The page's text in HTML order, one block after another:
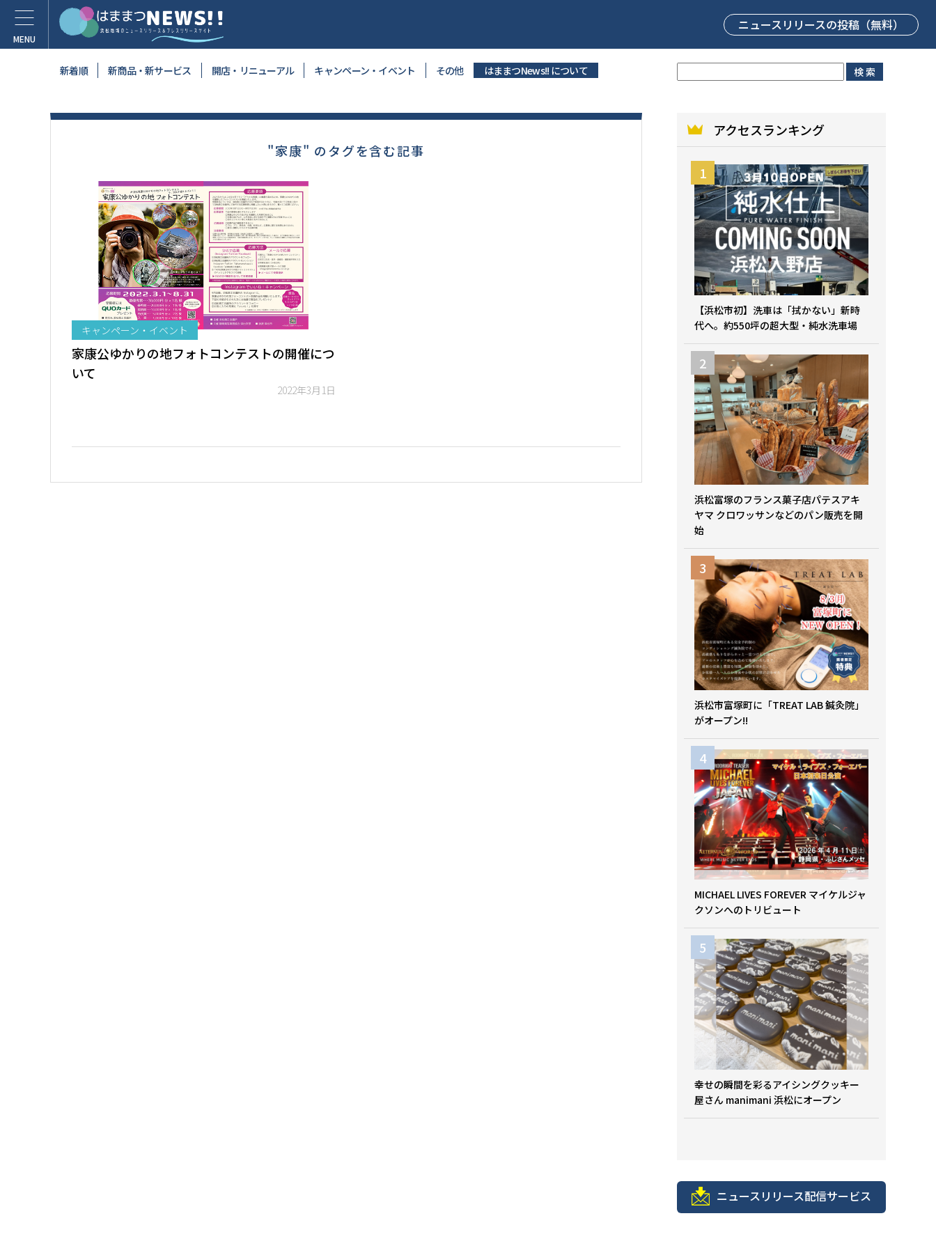
ニュースリリースの投稿（無料）
新着順 新商品・新サービス 開店・リニューアル キャンペーン・イベント その他 はままつNews!! について
"家康" のタグを含む記事
キャンペーン・イベント
家康公ゆかりの地フォトコンテストの開催につ
いて
2022年3月1日
アクセスランキング
【浜松市初】洗車は「拭かない」新時
代へ。約550坪の超大型・純水洗車場
浜松富塚のフランス菓子店パテスアキ
ヤマ クロワッサンなどのパン販売を開
始
浜松市富塚町に「TREAT LAB 鍼灸院」
がオープン!!
MICHAEL LIVES FOREVER マイケルジャ
クソンへのトリビュート
幸せの瞬間を彩るアイシングクッキー
屋さん manimani 浜松にオープン
ニュースリリース配信サービス